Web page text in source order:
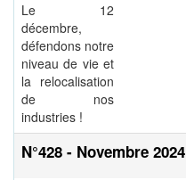
Le 12
décembre,
défendons notre
niveau de vie et
la relocalisation
de nos
industries !
N°428 - Novembre 2024